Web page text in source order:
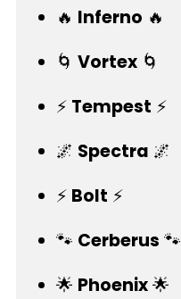
🔥 Inferno 🔥
🌀 Vortex🌀
⚡ Tempest ⚡
🌌 Spectra 🌌
⚡ Bolt ⚡
🐾 Cerberus 🐾
🌟 Phoenix🌟